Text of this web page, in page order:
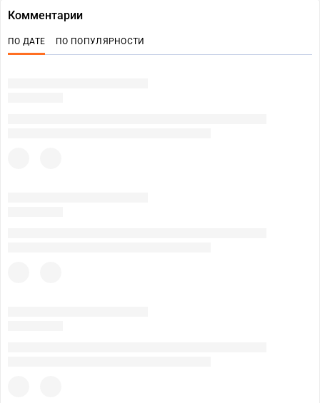
Комментарии
ПО ДАТЕ ПО ПОПУЛЯРНОСТИ